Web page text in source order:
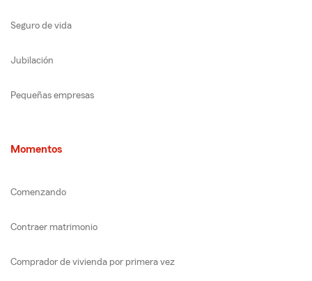
Seguro de vida
Jubilación
Pequeñas empresas
Momentos
Comenzando
Contraer matrimonio
Comprador de vivienda por primera vez